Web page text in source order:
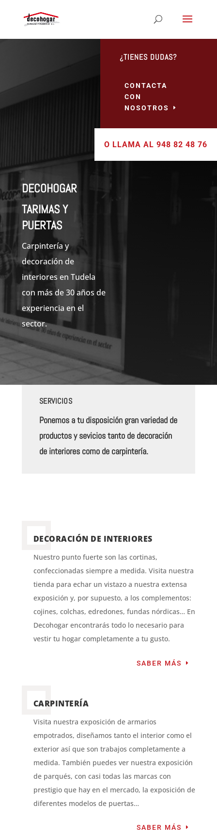
¿TIENES DUDAS?
CONTACTA
CON
NOSOTROS
O LLAMA AL 948 82 48 76
DECOHOGAR
TARIMAS Y
PUERTAS
Carpintería y
decoración de
interiores en Tudela
con más de 30 años de
experiencia en el
sector.
SERVICIOS
Ponemos a tu disposición gran variedad de
productos y sevicios tanto de decoración
de interiores como de carpintería.
DECORACIÓN DE INTERIORES
Nuestro punto fuerte son las cortinas,
confeccionadas siempre a medida. Visita nuestra
tienda para echar un vistazo a nuestra extensa
exposición y, por supuesto, a los complementos:
cojines, colchas, edredones, fundas nórdicas… En
Decohogar encontrarás todo lo necesario para
vestir tu hogar completamente a tu gusto.
SABER MÁS
CARPINTERÍA
Visita nuestra exposición de armarios
empotrados, diseñamos tanto el interior como el
exterior así que son trabajos completamente a
medida. También puedes ver nuestra exposición
de parqués, con casi todas las marcas con
prestigio que hay en el mercado, la exposición de
diferentes modelos de puertas…
SABER MÁS